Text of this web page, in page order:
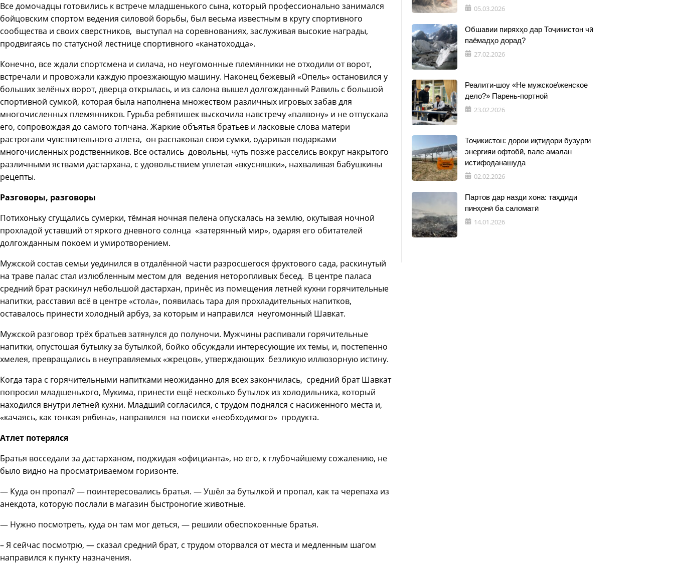
Все домочадцы готовились к встрече младшенького сына, который профессионально занимался
бойцовским спортом ведения силовой борьбы, был весьма известным в кругу спортивного
сообщества и своих сверстников, выступал на соревнованиях, заслуживая высокие награды,
продвигаясь по статусной лестнице спортивного «канатоходца».
Конечно, все ждали спортсмена и силача, но неугомонные племянники не отходили от ворот,
встречали и провожали каждую проезжающую машину. Наконец бежевый «Опель» остановился у
больших зелёных ворот, дверца открылась, и из салона вышел долгожданный Равиль с большой
спортивной сумкой, которая была наполнена множеством различных игровых забав для
многочисленных племянников. Гурьба ребятишек выскочила навстречу «палвону» и не отпускала
его, сопровождая до самого топчана. Жаркие объятья братьев и ласковые слова матери
растрогали чувствительного атлета, он распаковал свои сумки, одаривая подарками
многочисленных родственников. Все остались довольны, чуть позже расселись вокруг накрытого
различными яствами дастархана, с удовольствием уплетая «вкусняшки», нахваливая бабушкины
рецепты.
Разговоры, разговоры
Потихоньку сгущались сумерки, тёмная ночная пелена опускалась на землю, окутывая ночной
прохладой уставший от яркого дневного солнца «затерянный мир», одаряя его обитателей
долгожданным покоем и умиротворением.
Мужской состав семьи уединился в отдалённой части разросшегося фруктового сада, раскинутый
на траве палас стал излюбленным местом для ведения неторопливых бесед. В центре паласа
средний брат раскинул небольшой дастархан, принёс из помещения летней кухни горячительные
напитки, расставил всё в центре «стола», появилась тара для прохладительных напитков,
оставалось принести холодный арбуз, за которым и направился неугомонный Шавкат.
Мужской разговор трёх братьев затянулся до полуночи. Мужчины распивали горячительные
напитки, опустошая бутылку за бутылкой, бойко обсуждали интересующие их темы, и, постепенно
хмелея, превращались в неуправляемых «жрецов», утверждающих безликую иллюзорную истину.
Когда тара с горячительными напитками неожиданно для всех закончилась, средний брат Шавкат
попросил младшенького, Мукима, принести ещё несколько бутылок из холодильника, который
находился внутри летней кухни. Младший согласился, с трудом поднялся с насиженного места и,
«качаясь, как тонкая рябина», направился на поиски «необходимого» продукта.
Атлет потерялся
Братья восседали за дастарханом, поджидая «официанта», но его, к глубочайшему сожалению, не
было видно на просматриваемом горизонте.
— Куда он пропал? — поинтересовались братья. — Ушёл за бутылкой и пропал, как та черепаха из
анекдота, которую послали в магазин быстроногие животные.
— Нужно посмотреть, куда он там мог деться, — решили обеспокоенные братья.
– Я сейчас посмотрю, — сказал средний брат, с трудом оторвался от места и медленным шагом
направился к пункту назначения.
05.03.2026
Обшавии пиряхҳо дар Тоҷикистон чӣ
паёмадҳо дорад?
27.02.2026
Реалити-шоу «Не мужское\женское
дело?» Парень-портной
23.02.2026
Тоҷикистон: дорои иқтидори бузурги
энергияи офтобӣ, вале амалан
истифоданашуда
02.02.2026
Партов дар назди хона: таҳдиди
пинҳонӣ ба саломатӣ
14.01.2026